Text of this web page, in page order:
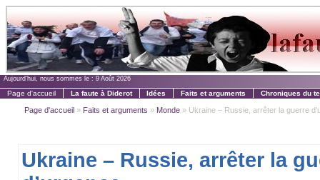
Aujourd'hui, nous sommes le : 9 Août 2026
Page d'accueil La faute à Diderot Idées Faits et arguments Chroniques du
Page d'accueil » Faits et arguments » Monde » Ukraine – Russie, arrêter la guerre
Ukraine – Russie, arrêter la